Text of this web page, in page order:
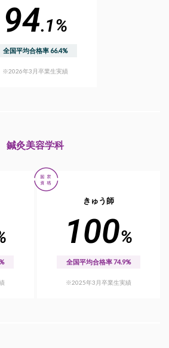
94.1%
全国平均合格率 66.4%
※2026年3月卒業生実績
鍼灸美容学科
きゅう師
100%
全国平均合格率 74.9%
※2025年3月卒業生実績